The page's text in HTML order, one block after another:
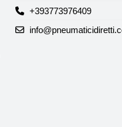
+393773976409